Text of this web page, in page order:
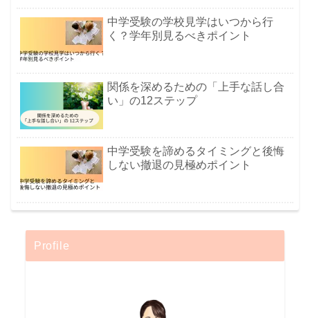
中学受験の学校見学はいつから行
く？学年別見るべきポイント
関係を深めるための「上手な話し合
い」の12ステップ
中学受験を諦めるタイミングと後悔
しない撤退の見極めポイント
Profile